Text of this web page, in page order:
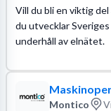
Vill du bli en viktig
du utvecklar
underhåll av elnätet.
Montico